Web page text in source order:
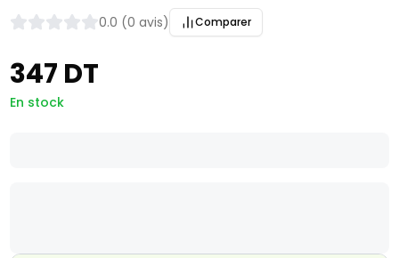
0.0 (0 avis) Comparer
347 DT
En stock